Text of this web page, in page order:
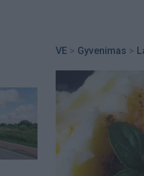
VE > Gyvenimas >